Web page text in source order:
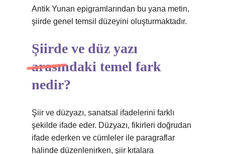
Antik Yunan epigramlarından bu yana metin,
şiirde genel temsil düzeyini oluşturmaktadır.
Şiirde ve düz yazı
arasındaki temel fark
nedir?
Şiir ve düzyazı, sanatsal ifadelerini farklı
şekilde ifade eder. Düzyazı, fikirleri doğrudan
ifade ederken ve cümleler ile paragraflar
halinde düzenlenirken, şiir kıtalara